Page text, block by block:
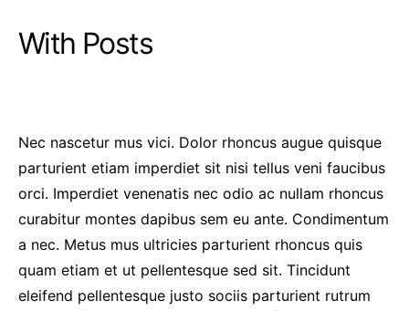
With Posts
Nec nascetur mus vici. Dolor rhoncus augue quisque
parturient etiam imperdiet sit nisi tellus veni faucibus
orci. Imperdiet venenatis nec odio ac nullam rhoncus
curabitur montes dapibus sem eu ante. Condimentum
a nec. Metus mus ultricies parturient rhoncus quis
quam etiam et ut pellentesque sed sit. Tincidunt
eleifend pellentesque justo sociis parturient rutrum